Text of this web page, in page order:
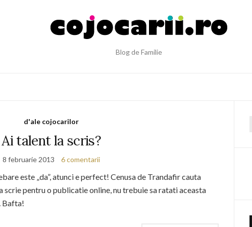
Blog de Familie
d'ale cojocarilor
Ai talent la scris?
8 februarie 2013 6 comentarii
este „da”, atunci e perfect! Cenusa de Trandafir cauta
scrie pentru o publicatie online, nu trebuie sa ratati aceasta
Bafta!